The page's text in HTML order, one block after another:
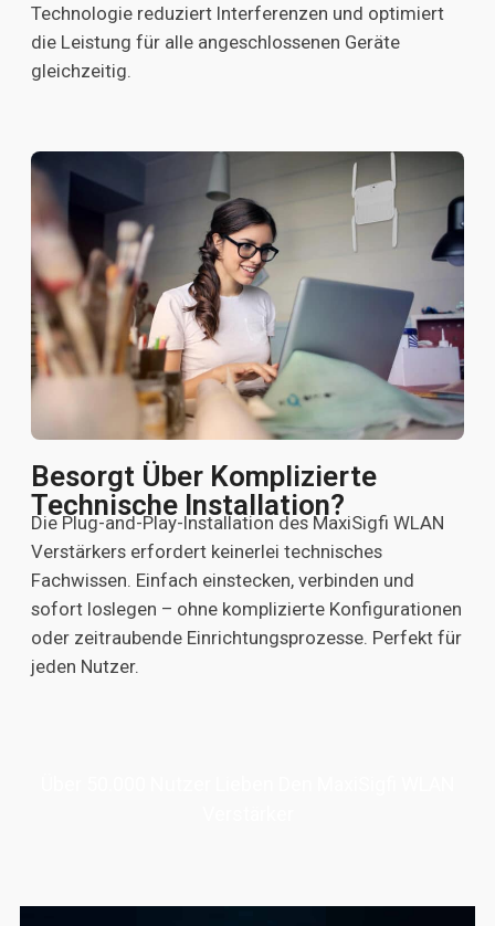
Technologie reduziert Interferenzen und optimiert
die Leistung für alle angeschlossenen Geräte
gleichzeitig.
Besorgt Über Komplizierte
Technische Installation?
Die Plug-and-Play-Installation des MaxiSigfi WLAN
Verstärkers erfordert keinerlei technisches
Fachwissen. Einfach einstecken, verbinden und
sofort loslegen – ohne komplizierte Konfigurationen
oder zeitraubende Einrichtungsprozesse. Perfekt für
jeden Nutzer.